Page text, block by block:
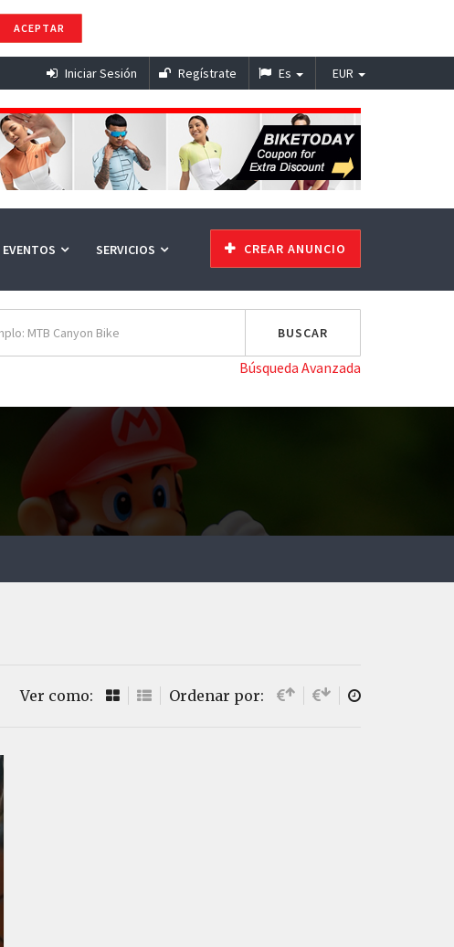
ACEPTAR
Iniciar Sesión Regístrate Es EUR
EVENTOS SERVICIOS CREAR ANUNCIO
Búsqueda Avanzada
Ver como: Ordenar por: